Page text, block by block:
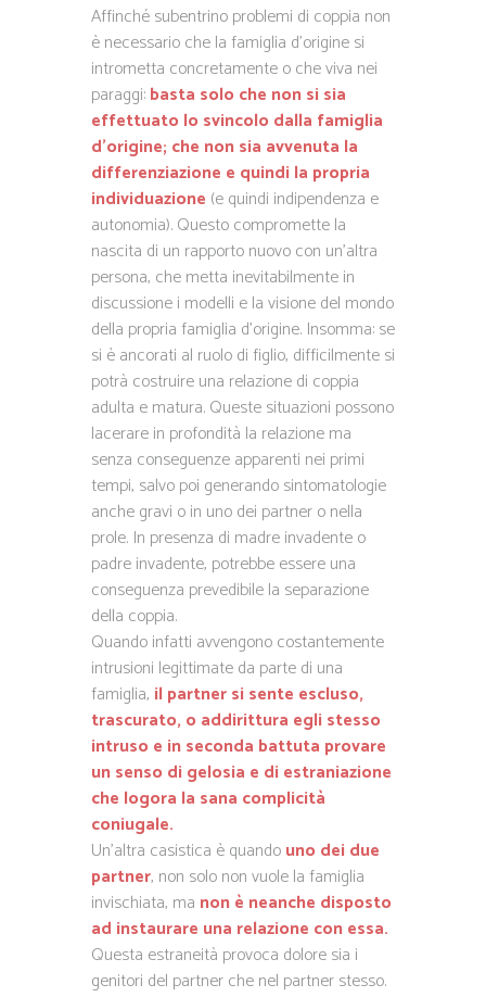
Affinché subentrino problemi di coppia non
è necessario che la famiglia d’origine si
intrometta concretamente o che viva nei
paraggi:basta solo che non si sia
effettuato lo svincolo dalla famiglia
d’origine; che non sia avvenuta la
differenziazione e quindi la propria
individuazione (e quindi indipendenza e
autonomia). Questo compromette la
nascita di un rapporto nuovo con un’altra
persona, che metta inevitabilmente in
discussione i modelli e la visione del mondo
della propria famiglia d’origine. Insomma: se
si è ancorati al ruolo di figlio, difficilmente si
potrà costruire una relazione di coppia
adulta e matura. Queste situazioni possono
lacerare in profondità la relazione ma
senza conseguenze apparenti nei primi
tempi, salvo poi generando sintomatologie
anche gravi o in uno dei partner o nella
prole. In presenza di madre invadente o
padre invadente, potrebbe essere una
conseguenza prevedibile la separazione
della coppia.
Quando infatti avvengono costantemente
intrusioni legittimate da parte di una
famiglia, il partner si sente escluso,
trascurato, o addirittura egli stesso
intruso e in seconda battuta provare
un senso di gelosia e di estraniazione
che logora la sana complicità
coniugale.
Un’altra casistica è quandouno dei due
partner, non solo non vuole la famiglia
invischiata, ma non è neanche disposto
ad instaurare una relazione con essa.
Questa estraneità provoca dolore sia i
genitori del partner che nel partner stesso.